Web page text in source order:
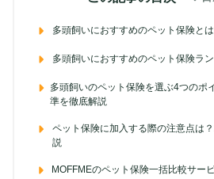
多頭飼いにおすすめのペット保険とは
多頭飼いにおすすめのペット保険ラ
多頭飼いのペット保険を選ぶ4つのポ
準を徹底解説
ペット保険に加入する際の注意点は
説
MOFFMEのペット保険一括比較サー